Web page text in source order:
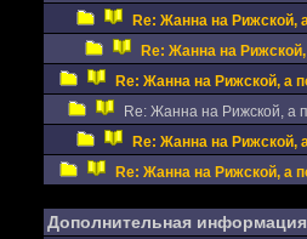
Re: Жанна на Рижской,
Re: Жанна на
Re: Жанна на Рижской, а
Re: Жанна на Рижской, а
Re: Жанна на Рижской,
Re: Жанна на Рижской, а
Дополнительная